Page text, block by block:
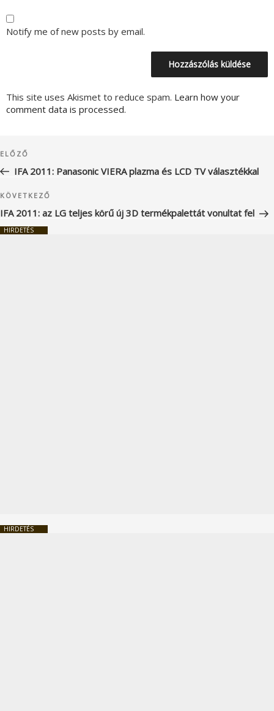
Notify me of new posts by email.
This site uses Akismet to reduce spam. Learn how your
comment data is processed.
navigáció
Korábbi
bejegyzés
ELŐZŐ
IFA 2011: Panasonic VIERA plazma és LCD TV választékkal
Következő
bejegyzés
KÖVETKEZŐ
IFA 2011: az LG teljes körű új 3D termékpalettát vonultat fel
HIRDETÉS
HIRDETÉS